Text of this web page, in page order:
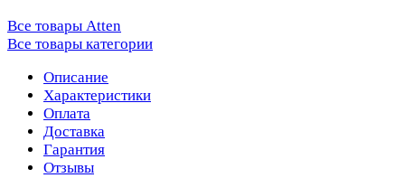
Все товары Atten
Все товары категории
Описание
Характеристики
Оплата
Доставка
Гарантия
Отзывы